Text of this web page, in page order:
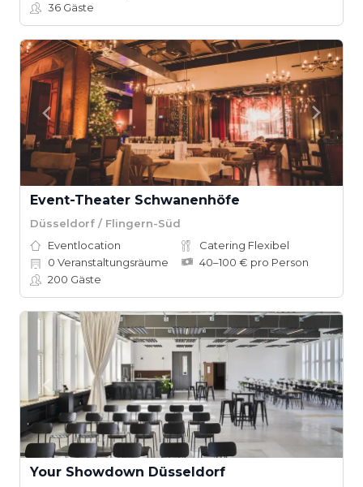
36 Gäste
Event-Theater Schwanenhöfe
Düsseldorf / Flingern-Süd
Eventlocation
Catering Flexibel
0 Veranstaltungsräume
40–100 € pro Person
200 Gäste
Your Showdown Düsseldorf